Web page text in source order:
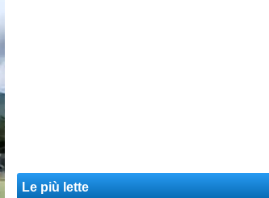
Le più lette